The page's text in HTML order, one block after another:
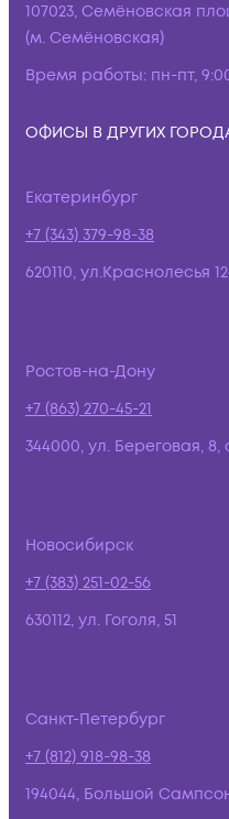
107023, Семёновская
(м. Семёновская)
Время работы: пн-пт,
ОФИСЫ В ДРУГИХ
Екатеринбург
+7 (343) 379-98-38
620110, ул.Краснолесья
Ростов-на-Дону
+7 (863) 270-45-21
344000, ул. Береговая, 8,
Новосибирск
+7 (383) 251-02-56
630112, ул. Гоголя, 51
Санкт-Петербург
+7 (812) 918-98-38
194044, Большой